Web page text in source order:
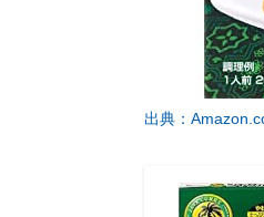
出典：